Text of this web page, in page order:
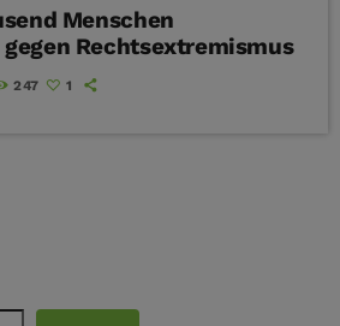
Menschen
Rechtsextremismus
247 1